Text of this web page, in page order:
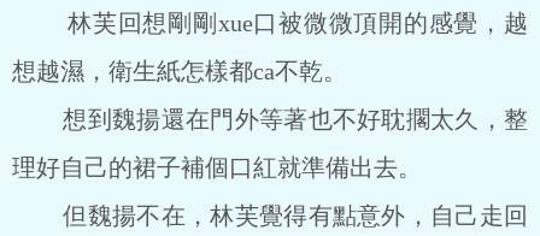
林芙回想剛剛xue口被微微頂開的感覺，越
想越濕，衛生紙怎樣都ca不乾。
想到魏揚還在門外等著也不好耽擱太久，整
理好自己的裙子補個口紅就準備出去。
但魏揚不在，林芙覺得有點意外，自己走回